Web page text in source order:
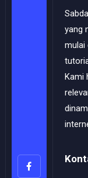
yang
mulai
Kami